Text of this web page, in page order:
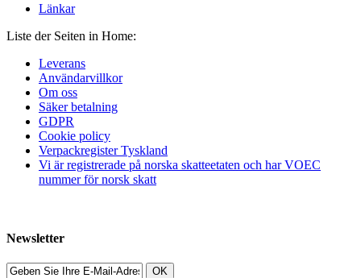
Länkar
Liste der Seiten in Home:
Leverans
Användarvillkor
Om oss
Säker betalning
GDPR
Cookie policy
Verpackregister Tyskland
Vi är registrerade på norska skatteetaten och har VOEC
nummer för norsk skatt
Newsletter
OK